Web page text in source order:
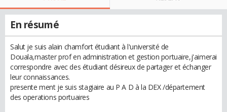
En résumé
Salut je suis alain chamfort étudiant à l'université de
Douala,master prof en administration et gestion portuaire,j'aimerai
correspondre avec des étudiant désireux de partager et échanger
leur connaissances.
presente ment je suis stagiaire au P A D à la DEX /département
des operations portuaires